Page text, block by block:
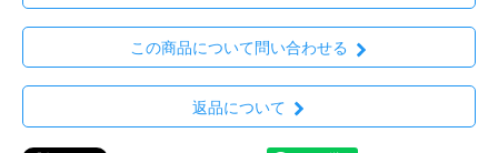
この商品について問い合わせる
返品について